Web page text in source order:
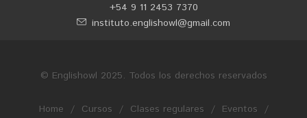
+54 9 11 2453 7370
instituto.englishowl@gmail.com
© Englishowl 2025. Todos los derechos reservados
Home / Cursos / Clases regulares / Eventos /